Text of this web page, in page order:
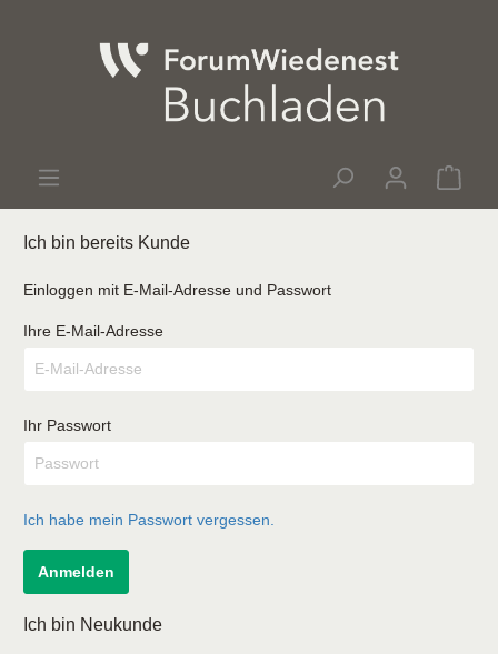
Ich bin bereits Kunde
Einloggen mit E-Mail-Adresse und Passwort
Ihre E-Mail-Adresse
Ihr Passwort
Ich habe mein Passwort vergessen.
Anmelden
Ich bin Neukunde